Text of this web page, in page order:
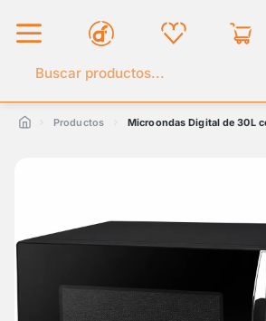
Buscar en el catálogo
Productos Microondas Digital de 30L